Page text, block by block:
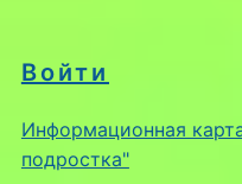
Войти
Информационная
подростка"